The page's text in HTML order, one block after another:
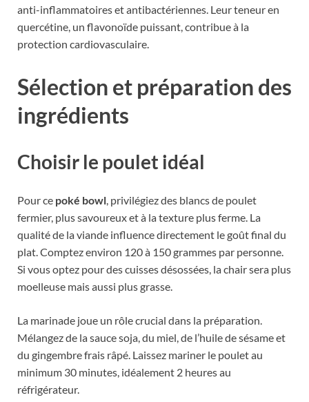
anti-inflammatoires et antibactériennes. Leur teneur en
quercétine, un flavonoïde puissant, contribue à la
protection cardiovasculaire.
Sélection et préparation des
ingrédients
Choisir le poulet idéal
Pour ce poké bowl, privilégiez des blancs de poulet
fermier, plus savoureux et à la texture plus ferme. La
qualité de la viande influence directement le goût final du
plat. Comptez environ 120 à 150 grammes par personne.
Si vous optez pour des cuisses désossées, la chair sera plus
moelleuse mais aussi plus grasse.
La marinade joue un rôle crucial dans la préparation.
Mélangez de la sauce soja, du miel, de l’huile de sésame et
du gingembre frais râpé. Laissez mariner le poulet au
minimum 30 minutes, idéalement 2 heures au
réfrigérateur.